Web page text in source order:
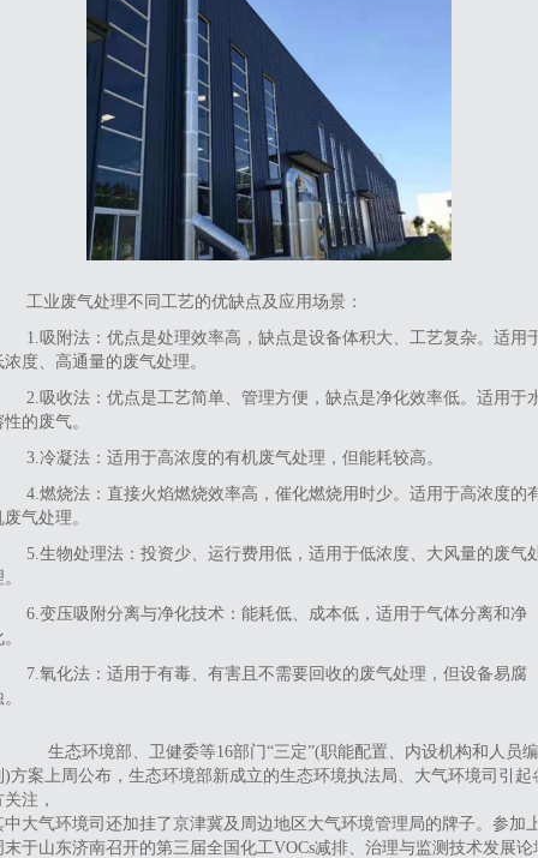
工业废气处理不同工艺的优缺点及应用场景‌：
‌1.吸附法‌：优点是处理效率高，缺点是设备体积大、工艺复杂。适用
浓度、高通量的废气处理。
‌2.吸收法‌：优点是工艺简单、管理方便，缺点是净化效率低。适用于
的废气。
3.‌冷凝法‌：适用于高浓度的有机废气处理，但能耗较高。
4.‌燃烧法‌：直接火焰燃烧效率高，催化燃烧用时少。适用于高浓度的
气处理。
‌5.生物处理法‌：投资少、运行费用低，适用于低浓度、大风量的废气
‌6.变压吸附分离与净化技术‌：能耗低、成本低，适用于气体分离和净
‌7.氧化法‌：适用于有毒、有害且不需要回收的废气处理，但设备易腐
生态环境部、卫健委等16部门“三定”(职能配置、内设机构和人员编
)方案上周公布，生态环境部新成立的生态环境执法局、大气环境司引起
注，
中大气环境司还加挂了京津冀及周边地区大气环境管理局的牌子。参加
末于山东济南召开的第三届全国化工VOCs减排、治理与监测技术发展论